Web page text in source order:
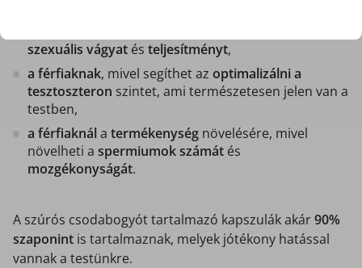
szexuális vágyat és teljesítményt,
a férfiaknak, mivel segíthet az optimalizálni a
tesztoszteron szintet, ami természetesen jelen van a
testben,
a férfiaknála termékenység növelésére, mivel
növelheti a spermiumok számát és
mozgékonyságát.
A szúrós csodabogyót tartalmazó kapszulák akár90%
szaponint is tartalmaznak, melyek jótékony hatással
vannak a testünkre.